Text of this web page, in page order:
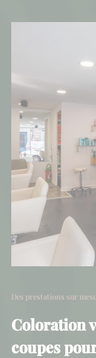
Des prestations sur
Coloration
coupes